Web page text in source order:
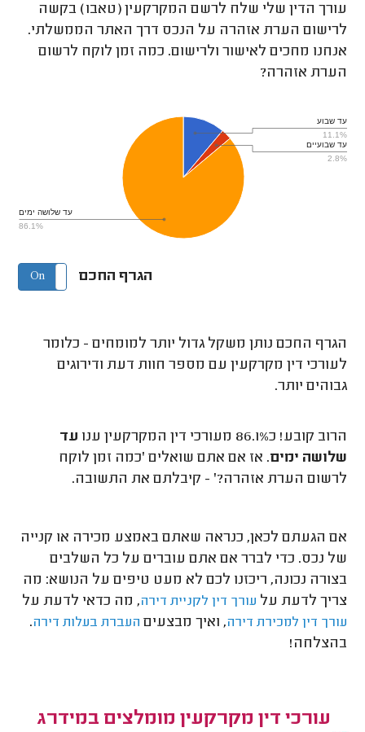
עורך הדין שלי שלח לרשם המקרקעין (טאבו) בקשה
לרישום הערת אזהרה על הנכס דרך האתר הממשלתי.
אנחנו מחכים לאישור ולרישום. כמה זמן לוקח לרשום
הערת אזהרה?
עד שבוע
11.1%
עד שבועיים
2.8%
עד שלושה ימים
86.1%
הגרף החכם On Off
הגרף החכם נותן משקל גדול יותר למומחים - כלומר
לעורכי דין מקרקעין עם מספר חוות דעת ודירוגים
גבוהים יותר.
הרוב קובע! כ86.1% מעורכי דין המקרקעין ענו
עד
שלושה ימים. אז אם אתם שואלים 'כמה זמן לוקח
לרשום הערת אזהרה?' - קיבלתם את התשובה.
אם הגעתם לכאן, כנראה שאתם באמצע מכירה או קנייה
של נכס. כדי לברר אם אתם עוברים על כל השלבים
בצורה נכונה, ריכזנו לכם לא מעט טיפים על הנושא: מה
צריך לדעת על עורך דין לקניית דירה, מה כדאי לדעת על
עורך דין למכירת דירה, ואיך מבצעים העברת בעלות דירה.
בהצלחה!
עורכי דין מקרקעין מומלצים במידרג